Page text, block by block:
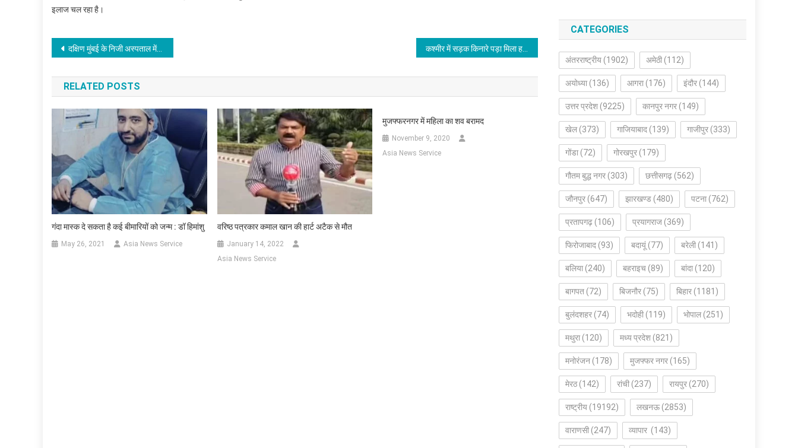
इलाज चल रहा है।
Post
navigation
दक्षिण मुंबई के निजी अस्पताल में आग लगी
RELATED POSTS
गंदा मास्क दे सकता है कई बीमारियों को जन्म : डॉ हिमांशु
May 26, 2021 Asia News Service
वरिष्ठ पत्रकार कमाल खान की हार्ट अटैक से मौत
January 14, 2022
Asia News Service
मुजफ्फरनगर में महिला का शव बरामद
November 9, 2020
Asia News Service
CATEGORIES
अंतरराष्ट्रीय (1902) अमेठी (112)
अयोध्या (136) आगरा (176) इंदौर (144)
उत्तर प्रदेश (9225) कानपुर नगर (149)
खेल (373) गाजियाबाद (139) गाजीपुर (333)
गोंडा (72) गोरखपुर (179)
गौतम बुद्ध नगर (303) छत्तीसगढ़ (562)
जौनपुर (647) झारखण्ड (480) पटना (762)
प्रतापगढ़ (106) प्रयागराज (369)
फिरोजाबाद (93) बदायूं (77) बरेली (141)
बलिया (240) बहराइच (89) बांदा (120)
बागपत (72) बिजनौर (75) बिहार (1181)
बुलंदशहर (74) भदोही (119) भोपाल (251)
मथुरा (120) मध्य प्रदेश (821)
मनोरंजन (178) मुजफ्फर नगर (165)
मेरठ(142) रांची (237) रायपुर (270)
राष्ट्रीय (19192) लखनऊ(2853)
वाराणसी (247) व्यापार (143)